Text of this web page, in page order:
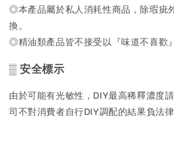
◎本產品屬於私人消耗性商品，除瑕疵
換。
◎精油類產品皆不接受以『味道不喜歡
▒安全標示
由於可能有光敏性，DIY最高稀釋濃度
司不對消費者自行DIY調配的結果負法律